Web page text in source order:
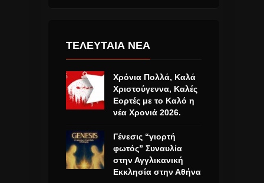
ΤΕΛΕΥΤΑΙΑ ΝΕΑ
Χρόνια Πολλά, Καλά
Χριστούγεννα, Καλές
Εορτές με το Καλό η
νέα Χρονιά 2026.
Γένεσις “γιορτή
φωτός” Συναυλία
στην Αγγλικανική
Εκκλησία στην Αθήνα